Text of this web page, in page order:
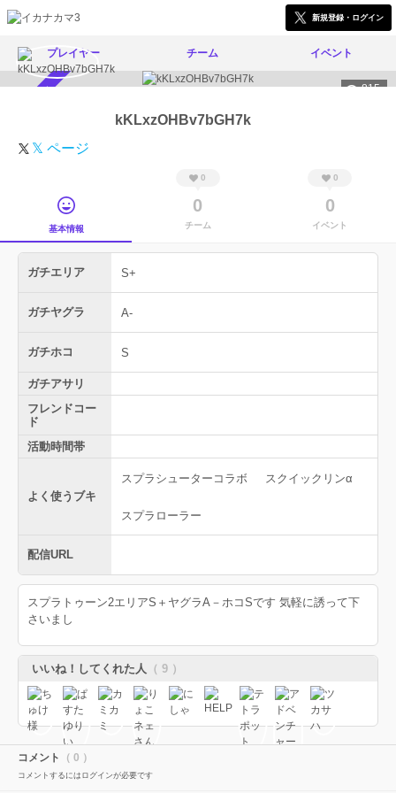
新規登録・ログイン
プレイヤー チーム イベント
815
kKLxzOHBv7bGH7k
𝕏 ページ
基本情報
0
0
チーム
0
0
イベント
ガチエリア S+
ガチヤグラ A-
ガチホコ S
ガチアサリ
フレンドコー
ド
活動時間帯
よく使うブキ
スプラシューターコラボ スクイックリンα
スプラローラー
配信URL
スプラトゥーン2エリアS＋ヤグラA－ホコSです 気軽に誘って下
さいまし
いいね！してくれた人 （ 9 ）
コメント （ 0 ）
コメントするにはログインが必要です